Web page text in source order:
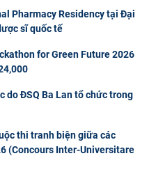
Pharmacy Residency tại Đại
sĩ quốc tế
for Green Future 2026
do ĐSQ Ba Lan tổ chức trong
thi tranh biện giữa các
(Concours Inter-Universitare